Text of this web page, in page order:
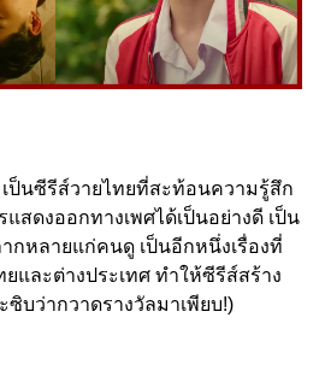
เป็นซีรีส์วายไทยที่สะท้อนความรู้สึก
สดงออกทางเพศได้เป็นอย่างดี เป็น
หลายแก่คนดู เป็นอีกหนึ่งเรื่องที่
และต่างประเทศ ทำให้ซีรีส์สร้าง
ซิบว่ากวาดรางวัลมาเพียบ!)